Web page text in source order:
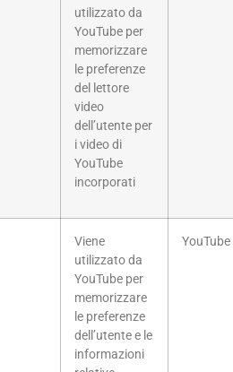
utilizzato da
YouTube per
memorizzare
le preferenze
del lettore
video
dell’utente per
i video di
YouTube
incorporati
Viene
utilizzato da
YouTube per
memorizzare
le preferenze
dell’utente e le
informazioni
YouTube